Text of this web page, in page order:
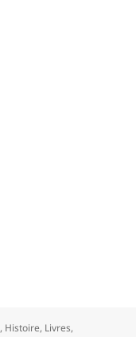
, Histoire, Livres,